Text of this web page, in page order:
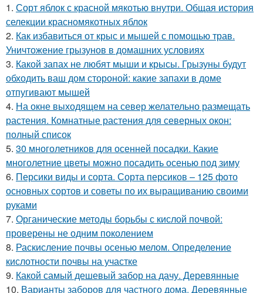
1. Сорт яблок с красной мякотью внутри. Общая история
селекции красномякотных яблок
2. Как избавиться от крыс и мышей с помощью трав.
Уничтожение грызунов в домашних условиях
3. Какой запах не любят мыши и крысы. Грызуны будут
обходить ваш дом стороной: какие запахи в доме
отпугивают мышей
4. На окне выходящем на север желательно размещать
растения. Комнатные растения для северных окон:
полный список
5. 30 многолетников для осенней посадки. Какие
многолетние цветы можно посадить осенью под зиму
6. Персики виды и сорта. Сорта персиков – 125 фото
основных сортов и советы по их выращиванию своими
руками
7. Органические методы борьбы с кислой почвой:
проверены не одним поколением
8. Раскисление почвы осенью мелом. Определение
кислотности почвы на участке
9. Какой самый дешевый забор на дачу. Деревянные
10. Варианты заборов для частного дома. Деревянные